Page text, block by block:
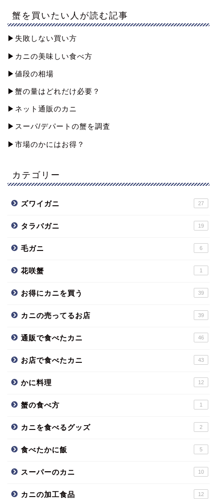
蟹を買いたい人が読む記事
▶︎失敗しない買い方
▶︎カニの美味しい食べ方
▶︎値段の相場
▶︎蟹の量はどれだけ必要？
▶︎ネット通販のカニ
▶︎スーパ/デパートの蟹を調査
▶︎市場のかにはお得？
カテゴリー
ズワイガニ 27
タラバガニ 19
毛ガニ 6
花咲蟹 1
お得にカニを買う 39
カニの売ってるお店 39
通販で食べたカニ 46
お店で食べたカニ 43
かに料理 12
蟹の食べ方 1
カニを食べるグッズ 2
食べたかに飯 5
スーパーのカニ 10
カニの加工食品 12